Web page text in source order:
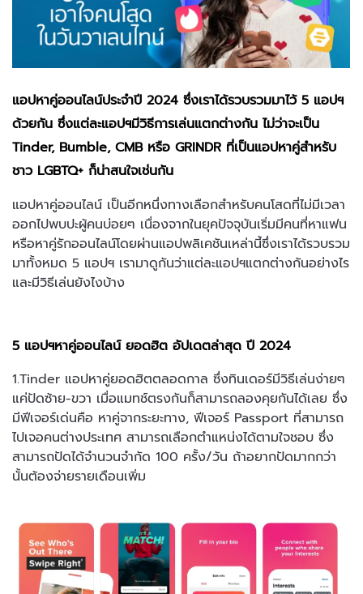
แอปหาคู่ออนไลน์ประจำปี 2024 ซึ่งเราได้รวบรวมมาไว้ 5 แอปฯ
ด้วยกัน ซึ่งแต่ละแอปฯมีวิธีการเล่นแตกต่างกัน ไม่ว่าจะเป็น
Tinder, Bumble, CMB หรือ GRINDR ที่เป็นแอปหาคู่สำหรับ
ชาว LGBTQ+ ก็น่าสนใจเช่นกัน
แอปหาคู่ออนไลน์ เป็นอีกหนึ่งทางเลือกสำหรับคนโสดที่ไม่มีเวลา
ออกไปพบปะผู้คนบ่อยๆ เนื่องจากในยุคปัจจุบันเริ่มมีคนที่หาแฟน
หรือหาคู่รักออนไลน์โดยผ่านแอปพลิเคชันเหล่านี้ซึ่งเราได้รวบรวม
มาทั้งหมด 5 แอปฯ เรามาดูกันว่าแต่ละแอปฯแตกต่างกันอย่างไร
และมีวิธีเล่นยังไงบ้าง
5 แอปฯหาคู่ออนไลน์ ยอดฮิต อัปเดตล่าสุด ปี 2024
1.Tinder แอปหาคู่ยอดฮิตตลอดกาล ซึ่งทินเดอร์มีวิธีเล่นง่ายๆ
แค่ปัดซ้าย-ขวา เมื่อแมทช์ตรงกันก็สามารถลองคุยกันได้เลย ซึ่ง
มีฟีเจอร์เด่นคือ หาคู่จากระยะทาง, ฟีเจอร์ Passport ที่สามารถ
ไปเจอคนต่างประเทศ สามารถเลือกตำแหน่งได้ตามใจชอบ ซึ่ง
สามารถปัดได้จำนวนจำกัด 100 ครั้ง/วัน ถ้าอยากปัดมากกว่า
นั้นต้องจ่ายรายเดือนเพิ่ม